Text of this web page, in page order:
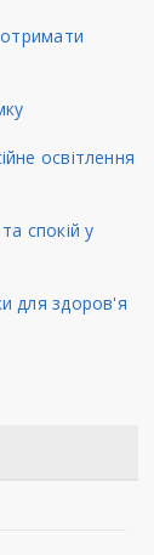
освітлення
спокій у
для здоров'я